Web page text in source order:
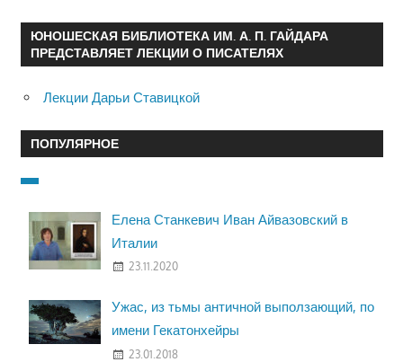
ЮНОШЕСКАЯ БИБЛИОТЕКА ИМ. А. П. ГАЙДАРА
ПРЕДСТАВЛЯЕТ ЛЕКЦИИ О ПИСАТЕЛЯХ
Лекции Дарьи Ставицкой
ПОПУЛЯРНОЕ
Елена Станкевич Иван Айвазовский в
Италии
23.11.2020
Ужас, из тьмы античной выползающий, по
имени Гекатонхейры
23.01.2018